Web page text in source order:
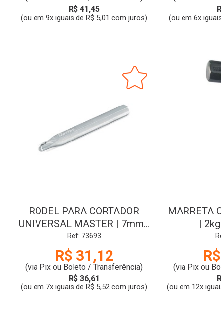
R$ 41,45
(ou em 9x iguais de R$ 5,01 com juros) (ou em 6x
RODEL PARA CORTADOR
UNIVERSAL MASTER | 7mm |
CORTAG
Ref: 73693
R$ 31,12
(via Pix ou Boleto / Transferência)
R$ 36,61
(ou em 7x iguais de R$ 5,52 com juros)
MARRETA
|
(via Pix ou
(ou em 12x